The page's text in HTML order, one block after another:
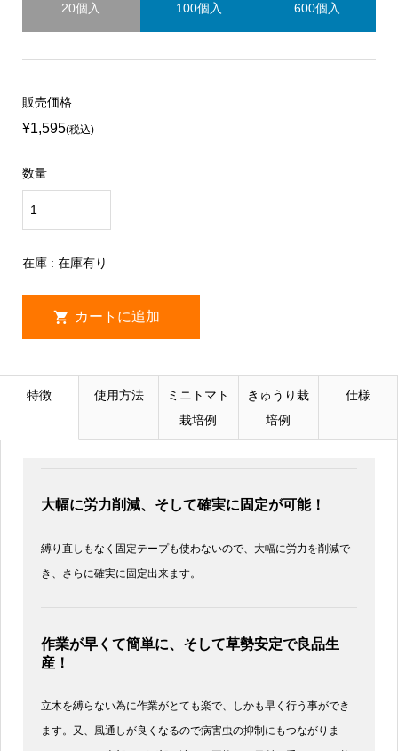
20個入 100個入 600個入
販売価格
¥1,595(税込)
数量
在庫 : 在庫有り
特徴 使用方法
ミニトマト
栽培例
きゅうり栽
培例
仕様
大幅に労力削減、そして確実に固定が可能！
縛り直しもなく固定テープも使わないので、大幅に労力を削減で
き、さらに確実に固定出来ます。
作業が早くて簡単に、そして草勢安定で良品生
産！
立木を縛らない為に作業がとても楽で、しかも早く行う事ができ
ます。又、風通しが良くなるので病害虫の抑制にもつながりま